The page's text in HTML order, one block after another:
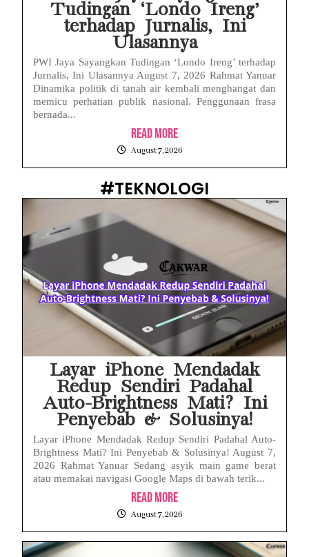
Tudingan ‘Londo Ireng’
terhadap Jurnalis, Ini
Ulasannya
PWI Jaya Sayangkan Tudingan ‘Londo Ireng’ terhadap
Jurnalis, Ini Ulasannya August 7, 2026 Rahmat Yanuar
Dinamika politik di tanah air kembali menghangat dan
memicu perhatian publik nasional. Penggunaan frasa
bernada...
Read More
August 7, 2026
#TEKNOLOGI
Layar iPhone Mendadak
Redup Sendiri Padahal
Auto-Brightness Mati? Ini
Penyebab & Solusinya!
Layar iPhone Mendadak Redup Sendiri Padahal Auto-
Brightness Mati? Ini Penyebab & Solusinya! August 7,
2026 Rahmat Yanuar Sedang asyik main game berat
atau memakai navigasi Google Maps di bawah terik...
Read More
August 7, 2026